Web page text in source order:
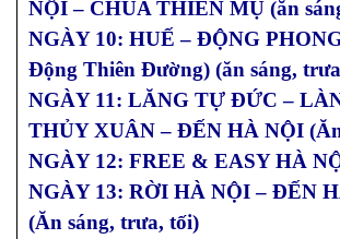
NỘI – CHÙA THIÊN MỤ (ăn
NGÀY 10: HUẾ – ĐỘNG
Động Thiên Đường) (ăn sáng,
NGÀY 11: LĂNG TỰ ĐỨC –
THỦY XUÂN – ĐẾN HÀ NỘI
NGÀY 12: FREE & EASY HÀ
NGÀY 13: RỜI HÀ NỘI – ĐẾN
(Ăn sáng, trưa, tối)